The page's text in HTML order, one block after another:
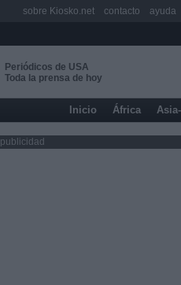
Periódicos de USA
Toda la prensa de hoy
Inicio África
publicidad
sobre Kiosko.net contacto ayuda